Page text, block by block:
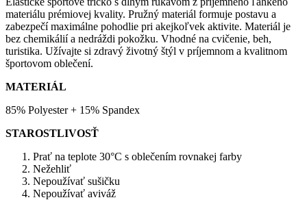
materiálu prémiovej kvality. Pružný materiál formuje postavu a
zabezpečí maximálne pohodlie pri akejkoľvek aktivite. Materiál je
bez chemikálií a nedráždi pokožku. Vhodné na cvičenie, beh,
turistika. Užívajte si zdravý životný štýl v príjemnom a kvalitnom
športovom oblečení.
MATERIÁL
85% Polyester + 15% Spandex
STAROSTLIVOSŤ
Prať na teplote 30°C s oblečením rovnakej farby
Nežehliť
Nepoužívať sušičku
Nepoužívať aviváž